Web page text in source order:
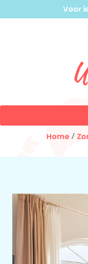
Voor
Home/